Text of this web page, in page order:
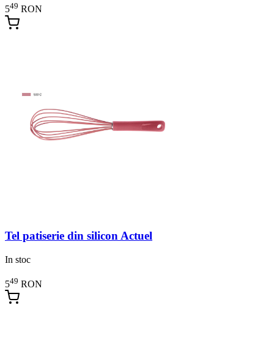
549 RON
Tel patiserie din silicon Actuel
In stoc
549 RON